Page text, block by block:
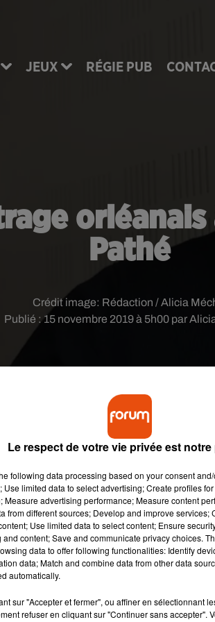
JEUX RÉGIE PUB
Pathé
Publié : 15 novembre 2019 à 5h00 par
Crédit image: Rédaction / Alicia
première son court-métrage,
carrière en tant que comédien au
passer derrière la caméra, et filmer ce
pour le livre, l'image et la culture
plonge les spectateurs dans une
Le respect de votre vie privée est
following data processing based on your consent
limited data to select advertising; Create profiles
advertising performance; Measure content
from different sources; Develop and improve
Use limited data to select content; Ensure
content; Save and communicate privacy choices.
data to offer following functionalities: Identify
data; Match and combine data from other data
automatically.
sur "Accepter et fermer", ou affiner en sélectionnant
refuser en cliquant sur "Continuer sans accepter".